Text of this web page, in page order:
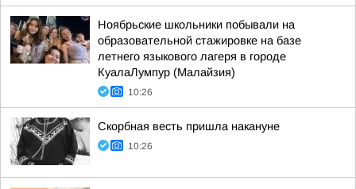
Ноябрьские школьники побывали на
образовательной стажировке на базе
летнего языкового лагеря в городе
КуалаЛумпур (Малайзия)
10:26
Скорбная весть пришла накануне
10:26